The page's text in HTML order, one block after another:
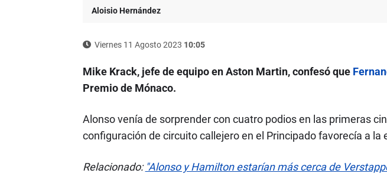
Aloisio Hernández
Viernes 11 Agosto 2023 10:05
Mike Krack, jefe de equipo en Aston Martin, confesó que
Premio de Mónaco.
Alonso venía de sorprender con cuatro podios en las primeras
configuración de circuito callejero en el Principado favorecía a la
Relacionado: "Alonso y Hamilton estarían más cerca de